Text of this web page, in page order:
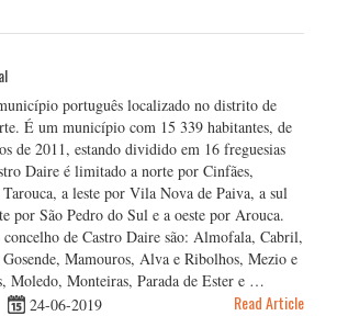
português localizado no distrito de
É um município com 15 339 habitantes, de
de 2011, estando dividido em 16 freguesias
Daire é limitado a norte por Cinfães,
Tarouca, a leste por Vila Nova de Paiva, a sul
por São Pedro do Sul e a oeste por Arouca.
de Castro Daire são: Almofala, Cabril,
Mamouros, Alva e Ribolhos, Mezio e
Moledo, Monteiras, Parada de Ester e …
24-06-2019 Read Article